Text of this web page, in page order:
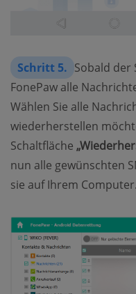
Schritt 5. Sobald der
FonePaw alle
Wählen Sie alle
wiederherstellen
Schaltfläche
nun alle gewünschten
sie auf Ihrem Computer.